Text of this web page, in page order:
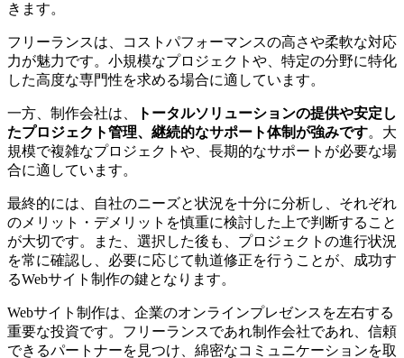
きます。
フリーランスは、
コストパフォーマンスの高さや柔軟な対応
力が魅力です。小規模なプロジェクトや、特定の分野に特化
した高度な専門性を求める場合に適しています。
一方、制作会社は、
トータルソリューションの提供や安定し
たプロジェクト管理、継続的なサポート体制が強みです。大
規模で複雑なプロジェクトや、長期的なサポートが必要な場
合に適しています。
最終的には、自社のニーズと状況を十分に分析し、それぞれ
のメリット・デメリットを慎重に検討した上で判断すること
が大切です。また、選択した後も、プロジェクトの進行状況
を常に確認し、必要に応じて軌道修正を行うことが、成功す
るWebサイト制作の鍵となります。
Webサイト制作は、企業のオンラインプレゼンスを左右する
重要な投資です。フリーランスであれ制作会社であれ、信頼
できるパートナーを見つけ、綿密なコミュニケーションを取